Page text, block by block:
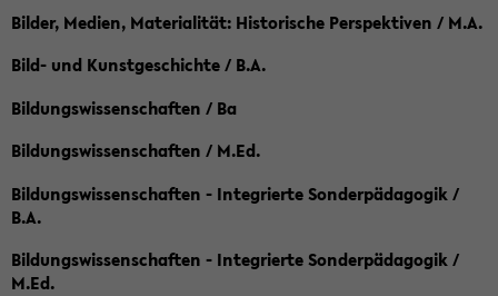
Bilder, Medien, Materialität: Historische Perspektiven / M.A.
Bild- und Kunstgeschichte / B.A.
Bildungswissenschaften / Ba
Bildungswissenschaften / M.Ed.
Bildungswissenschaften - Integrierte Sonderpädagogik /
B.A.
Bildungswissenschaften - Integrierte Sonderpädagogik /
M.Ed.